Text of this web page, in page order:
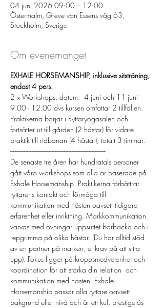
04 juni 2026 09:00 – 12:00
Östermalm, Greve von Essens väg 63,
Stockholm, Sverige
Om evenemanget
EXHALE HORSEMANSHIP, inklusive sitsträning,
endast 4 pers.
2 x Workshops, datum:  4 juni och 11 juni
9.00 - 12.00 dvs kursen omfattar 2 tillfällen.
Praktikerna börjar i Ryttaryogasalen och
fortsätter ut till gården (2 hästar) för vidare
praktik till ridbanan (4 hästar), totalt 3 timmar.
--------------------------------------------------------------
De senaste tre åren har hundratals personer
gått våra workshops som alla är baserade på
Exhale Horsemanship. Praktikerna förbättrar
ryttarens kontakt och förmåga till
kommunikation med hästen oavsett tidigare
erfarenhet eller inriktning. Markkommunikation
varvas med övningar uppsuttet barbacka och i
repgrimma på olika hästar. (Du har alltid stöd
av en partner på marken, ej krav på att sitta
upp). Fokus ligger på kroppsmedvetenhet och
koordination för att stärka din relation  och
kommunikation med hästen. Exhale
Horsemanship passar alla ryttare oavsett
bakgrund eller nivå och är ett kul, prestigelös